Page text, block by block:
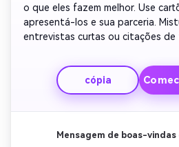
o que eles fazem melhor. Use
apresentá-los e sua parceria.
entrevistas curtas ou citações
produto ou serviço em ação.
alinhada com a marca e a
logotipo para reforçar a
cópia
Mensagem de boas-